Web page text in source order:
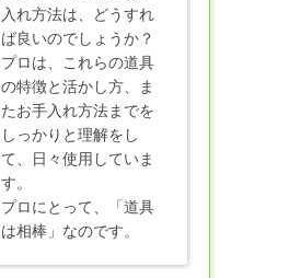
入れ方法は、どうすれ
ば良いのでしょうか？
プロは、これらの道具
の特徴と活かし方、ま
たお手入れ方法までを
しっかりと理解をし
て、日々使用していま
す。
プロにとって、「道具
は相棒」なのです。